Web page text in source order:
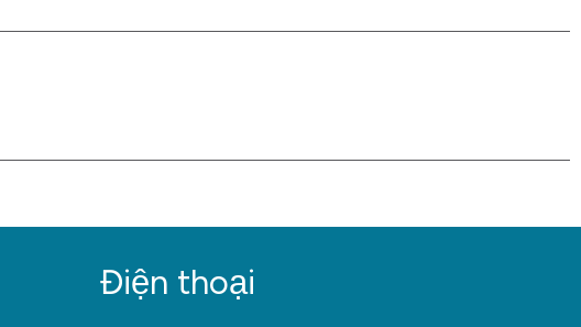
Điện thoại